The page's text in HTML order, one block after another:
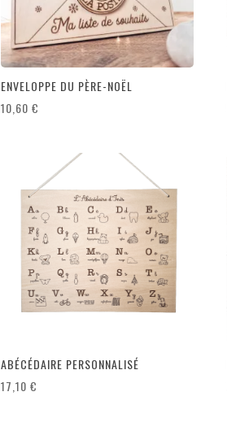
ENVELOPPE DU PÈRE-NOËL
10,60€
ABÉCÉDAIRE PERSONNALISÉ
17,10€